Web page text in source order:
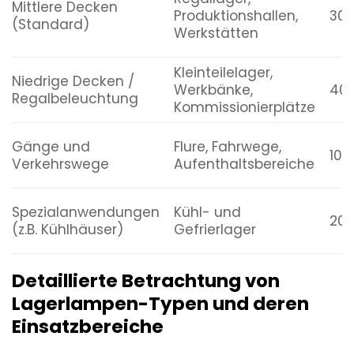
Mittlere Decken
(Standard)
Produktionshallen,
Werkstätten
Niedrige Decken /
Regalbeleuchtung
Kleinteilelager,
Werkbänke,
Kommissionierplätze
Gänge und
Verkehrswege
Flure, Fahrwege,
Aufenthaltsbereiche
Spezialanwendungen
(z.B. Kühlhäuser)
Kühl- und
Gefrierlager
Detaillierte Betrachtung von
Lagerlampen-Typen und deren
Einsatzbereiche